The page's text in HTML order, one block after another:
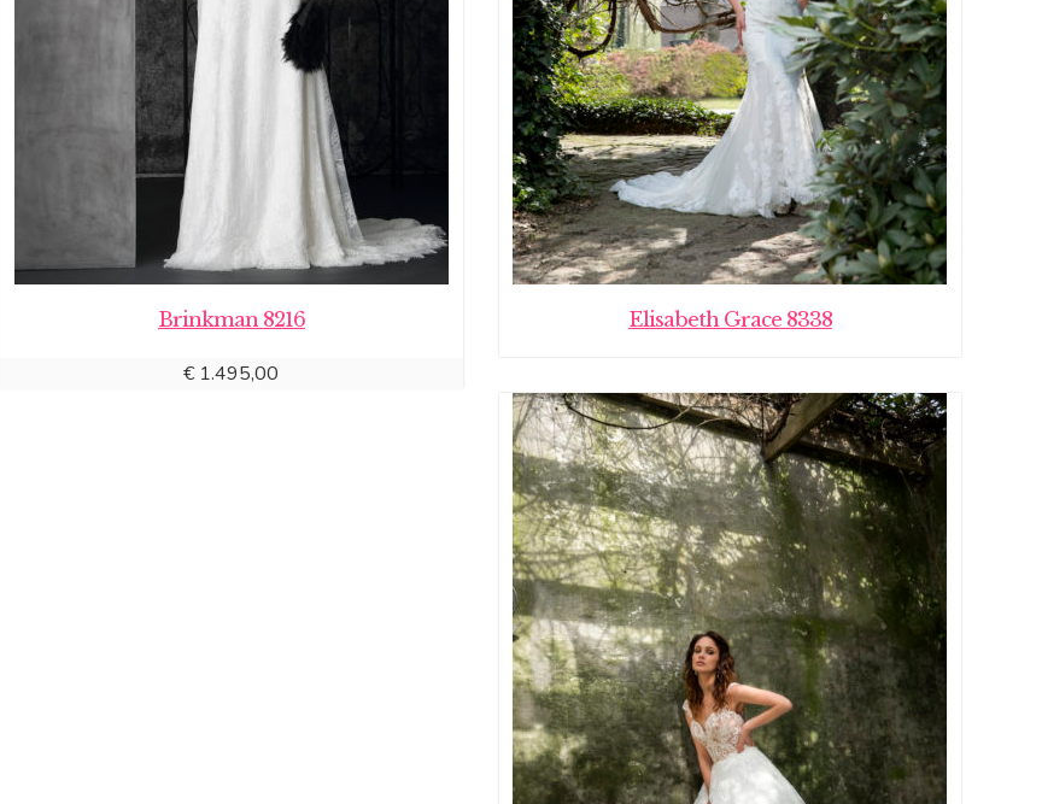
Brinkman 8216
€1.495,00
Elisabeth Grace 8338